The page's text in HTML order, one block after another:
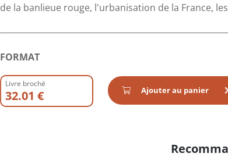
de la banlieue rouge, l'urbanisation de la France,
FORMAT
Livre broché
32.01 € Ajouter au panier